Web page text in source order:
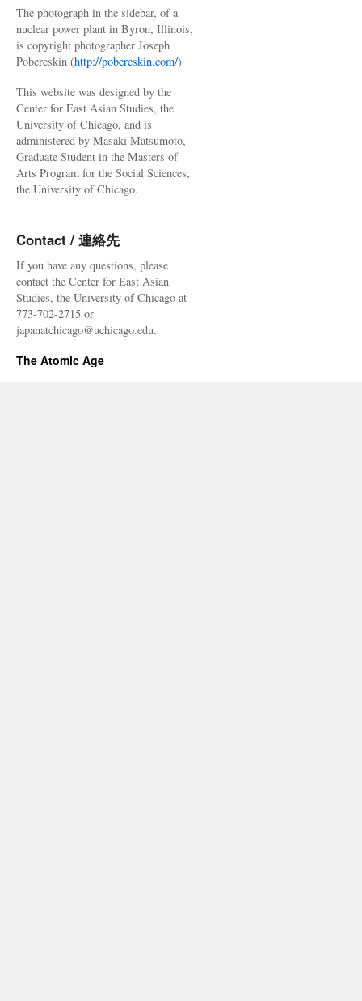
The photograph in the sidebar, of a
nuclear power plant in Byron, Illinois,
is copyright photographer Joseph
Pobereskin (http://pobereskin.com/)
This website was designed by the
Center for East Asian Studies, the
University of Chicago, and is
administered by Masaki Matsumoto,
Graduate Student in the Masters of
Arts Program for the Social Sciences,
the University of Chicago.
Contact / 連絡先
If you have any questions, please
contact the Center for East Asian
Studies, the University of Chicago at
773-702-2715 or
japanatchicago@uchicago.edu.
The Atomic Age